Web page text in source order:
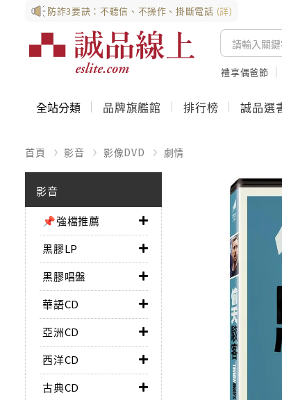
防詐3要訣：不聽信、不操作、掛斷電話 (詳)
禮享偶爸節
全站分類 品牌旗艦館 排行榜 誠品選
首頁 影音 影像DVD 劇情
影音
📌強檔推薦
黑膠LP
黑膠唱盤
華語CD
亞洲CD
西洋CD
古典CD